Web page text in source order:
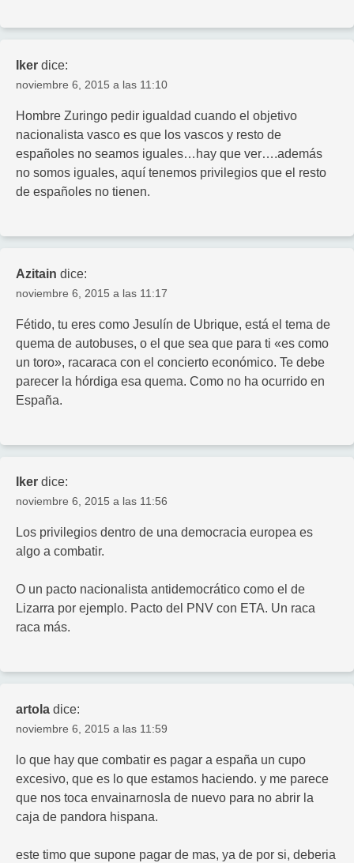
Iker dice:
noviembre 6, 2015 a las 11:10
Hombre Zuringo pedir igualdad cuando el objetivo
nacionalista vasco es que los vascos y resto de
españoles no seamos iguales…hay que ver….además
no somos iguales, aquí tenemos privilegios que el resto
de españoles no tienen.
Azitain dice:
noviembre 6, 2015 a las 11:17
Fétido, tu eres como Jesulín de Ubrique, está el tema de
quema de autobuses, o el que sea que para ti «es como
un toro», racaraca con el concierto económico. Te debe
parecer la hórdiga esa quema. Como no ha ocurrido en
España.
Iker dice:
noviembre 6, 2015 a las 11:56
Los privilegios dentro de una democracia europea es
algo a combatir.
O un pacto nacionalista antidemocrático como el de
Lizarra por ejemplo. Pacto del PNV con ETA. Un raca
raca más.
artola dice:
noviembre 6, 2015 a las 11:59
lo que hay que combatir es pagar a españa un cupo
excesivo, que es lo que estamos haciendo. y me parece
que nos toca envainarnosla de nuevo para no abrir la
caja de pandora hispana.
este timo que supone pagar de mas, ya de por si, deberia